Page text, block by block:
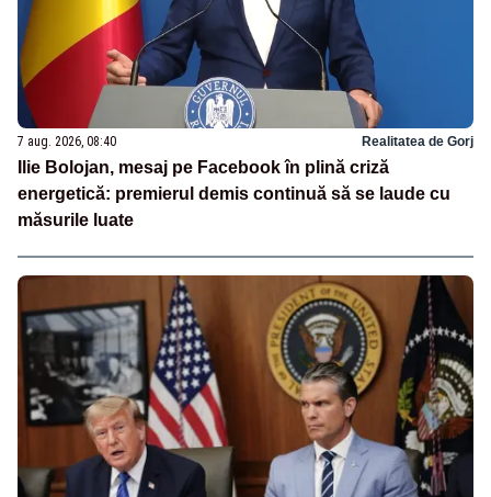
7 aug. 2026, 08:40 Realitatea de Gorj
Ilie Bolojan, mesaj pe Facebook în plină criză
energetică: premierul demis continuă să se laude cu
măsurile luate